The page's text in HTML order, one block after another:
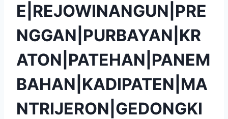
E|REJOWINANGUN|PRE
NGGAN|PURBAYAN|KR
ATON|PATEHAN|PANEM
BAHAN|KADIPATEN|MA
NTRIJERON|GEDONGKI